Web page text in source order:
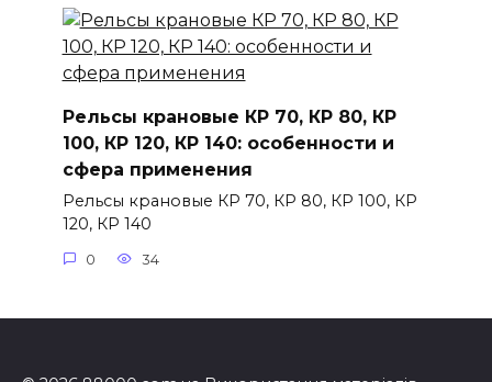
Рельсы крановые КР 70, КР 80, КР
100, КР 120, КР 140: особенности и
сфера применения
Рельсы крановые КР 70, КР 80, КР 100, КР
120, КР 140
0 34